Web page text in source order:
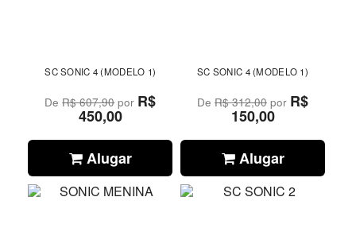
SC SONIC 4 (MODELO 1)
DeR$ 607,90por R$
450,00
Alugar
SC SONIC 4 (MODELO 1)
DeR$ 312,00 por R$
150,00
Alugar